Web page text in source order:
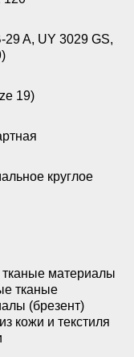
29 A, UY 3029 GS,
19)
круглое
тканые материалы
тканые
(брезент)
кожи и текстиля